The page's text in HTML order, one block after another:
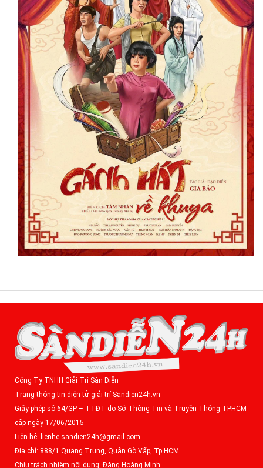
Công Ty TNHH Giải Trí Sàn Diễn
Trang thông tin điện tử giải trí Sandien24h.vn
Giấy phép số 64/GP – TTĐT do Sở Thông Tin và Truyền Thông TPHCM
cấp ngày 17/06/2015
Liên hệ: lienhe.sandien24h@gmail.com
Địa chỉ: 888/1 Quang Trung, Quận Gò Vấp, Tp.HCM
Chịu trách nhiệm nội dung: Đặng Hoàng Minh